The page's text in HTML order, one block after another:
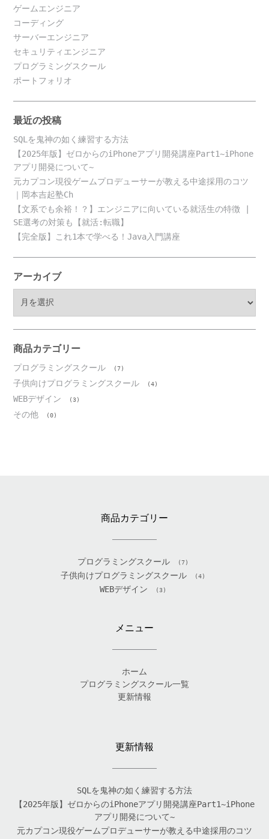
ゲームエンジニア
コーディング
サーバーエンジニア
セキュリティエンジニア
プログラミングスクール
ポートフォリオ
最近の投稿
SQLを鬼神の如く練習する方法
【2025年版】ゼロからのiPhoneアプリ開発講座Part1~iPhone
アプリ開発について~
元カプコン現役ゲームプロデューサーが教える中途採用のコツ
｜岡本吉起塾Ch
【文系でも余裕！？】エンジニアに向いている就活生の特徴 |
SE選考の対策も【就活:転職】
【完全版】これ1本で学べる！Java入門講座
アーカイブ
ブ
商品カテゴリー
プログラミングスクール (7)
子供向けプログラミングスクール (4)
WEBデザイン (3)
その他 (0)
商品カテゴリー
プログラミングスクール (7)
子供向けプログラミングスクール (4)
WEBデザイン (3)
メニュー
ホーム
プログラミングスクール一覧
更新情報
更新情報
SQLを鬼神の如く練習する方法
【2025年版】ゼロからのiPhoneアプリ開発講座Part1~iPhone
アプリ開発について~
元カプコン現役ゲームプロデューサーが教える中途採用のコツ